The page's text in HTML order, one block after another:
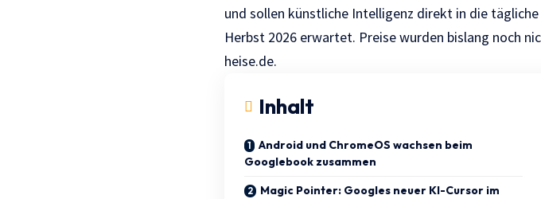
und sollen künstliche Intelligenz direkt in die
Herbst 2026 erwartet. Preise wurden bislang noch
heise.de.
Inhalt
Android und ChromeOS wachsen beim
Googlebook zusammen
Magic Pointer: Googles neuer KI-Cursor im